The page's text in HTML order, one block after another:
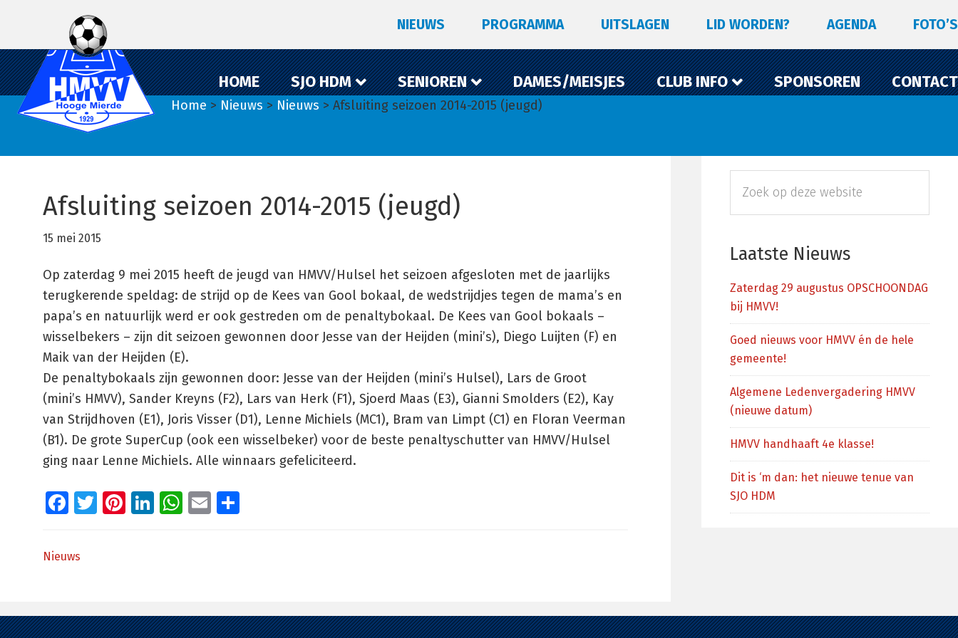
de
hoofdnavigatie
de
hoofd
inhoud
de
eerste
sidebar
NIEUWS PROGRAMMA UITSLAGEN LID WORDEN? AGENDA FOTO’S
HOME SJO HDM SENIOREN DAMES/MEISJES CLUB INFO SPONSOREN CONTACT
Home > Nieuws > Nieuws > Afsluiting seizoen 2014-2015 (jeugd)
Afsluiting seizoen 2014-2015 (jeugd)
15 mei 2015
Op zaterdag 9 mei 2015 heeft de jeugd van HMVV/Hulsel het seizoen afgesloten met de jaarlijks
terugkerende speldag: de strijd op de Kees van Gool bokaal, de wedstrijdjes tegen de mama’s en
papa’s en natuurlijk werd er ook gestreden om de penaltybokaal. De Kees van Gool bokaals –
wisselbekers – zijn dit seizoen gewonnen door Jesse van der Heijden (mini’s), Diego Luijten (F) en
Maik van der Heijden (E).
De penaltybokaals zijn gewonnen door: Jesse van der Heijden (mini’s Hulsel), Lars de Groot
(mini’s HMVV), Sander Kreyns (F2), Lars van Herk (F1), Sjoerd Maas (E3), Gianni Smolders (E2), Kay
van Strijdhoven (E1), Joris Visser (D1), Lenne Michiels (MC1), Bram van Limpt (C1) en Floran Veerman
(B1). De grote SuperCup (ook een wisselbeker) voor de beste penaltyschutter van HMVV/Hulsel
ging naar Lenne Michiels. Alle winnaars gefeliciteerd.
Facebook
Twitter
Pinterest
LinkedIn
WhatsApp
Email
Nieuws
Primaire
Sidebar
deze
Laatste Nieuws
Zaterdag 29 augustus OPSCHOONDAG
bij HMVV!
Goed nieuws voor HMVV én de hele
gemeente!
Algemene Ledenvergadering HMVV
(nieuwe datum)
HMVV handhaaft 4e klasse!
Dit is ‘m dan: het nieuwe tenue van
SJO HDM